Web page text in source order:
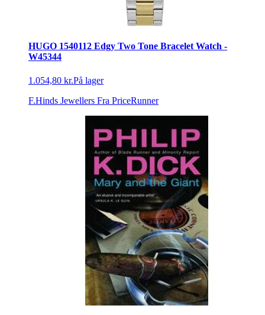
HUGO 1540112 Edgy Two Tone Bracelet Watch -
W45344
1.054,80 kr.På lager
F.Hinds Jewellers Fra PriceRunner